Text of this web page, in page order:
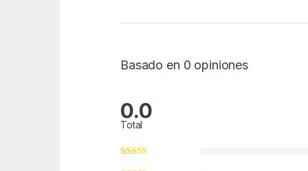
Basado en 0 opiniones
0.0
Total